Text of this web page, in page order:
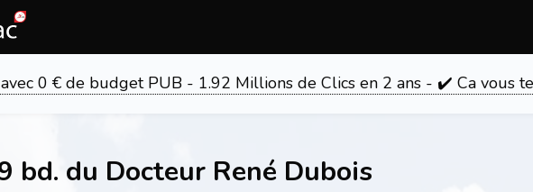
0 € de budget PUB - 1.92 Millions de Clics en 2 ans - ✔️ Ca vous
bd. du Docteur René Dubois